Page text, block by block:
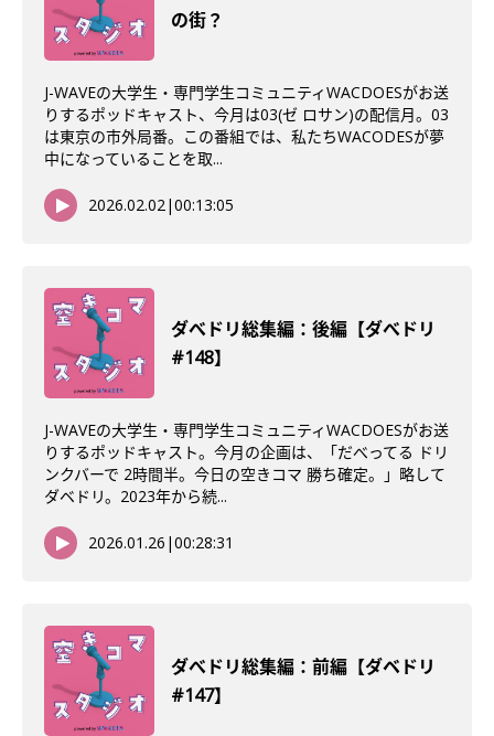
の街？
J-WAVEの大学生・専門学生コミュニティWACDOESがお送
りするポッドキャスト、今月は03(ゼ ロサン)の配信月。03
は東京の市外局番。この番組では、私たちWACODESが夢
中になっていることを取...
2026.02.02|00:13:05
ダべドリ総集編：後編【ダべドリ
#148】
J-WAVEの大学生・専門学生コミュニティWACDOESがお送
りするポッドキャスト。今月の企画は、「だべってる ドリ
ンクバーで 2時間半。今日の空きコマ 勝ち確定。」略して
ダベドリ。2023年から続...
2026.01.26 |00:28:31
ダべドリ総集編：前編【ダベドリ
#147】